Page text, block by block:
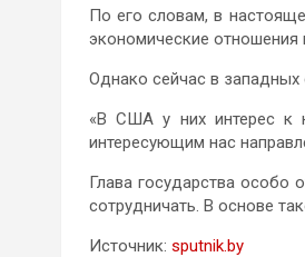
По его словам, в
экономические отношения
Однако сейчас в западных
«В США у них интерес к
интересующим нас
Глава государства особо
сотрудничать. В основе
Источник: sputnik.by